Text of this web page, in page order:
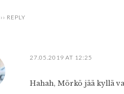
REPLY
27.05.2019 AT 12:25
Hahah, Mörkö jää kyllä